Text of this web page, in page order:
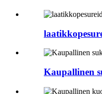
Kaupallinen